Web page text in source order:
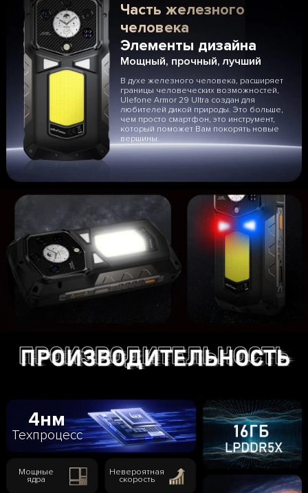
Часть железного
человека
Элементы дизайна
Мощный, прочный, лучший
В духе железного человека, расширяет
границы человеческих возможностей,
Ulefone Armor 29 Ultra создан для
любителей дикой природы. Это больше,
чем просто смартфон, это инструмент,
который поможет Вам покорять новые
вершины.
4нм
Техпроцесс
Мощные
ядра
Невероятная
скорость